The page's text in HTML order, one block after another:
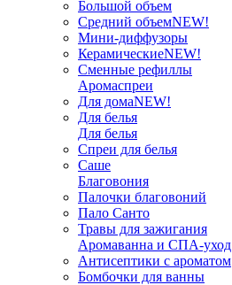
Большой объем
Средний объемNEW!
Мини-диффузоры
КерамическиеNEW!
Сменные рефиллы
Аромаспреи
Для домаNEW!
Для белья
Для белья
Спреи для белья
Саше
Благовония
Палочки благовоний
Пало Санто
Травы для зажигания
Аромаванна и СПА-уход
Антисептики с ароматом
Бомбочки для ванны